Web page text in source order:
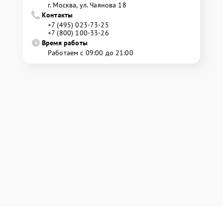
г. Москва, ул. Чаянова 18
Контакты
+7 (495) 023-73-25
+7 (800) 100-33-26
Время работы
Работаем с 09:00 до 21:00